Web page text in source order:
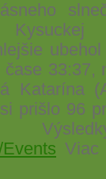
Kysuckej
33:37,
Katarína
prišlo 96
Viac